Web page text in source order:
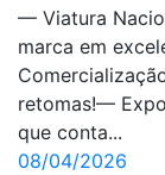
— Viatura
marca em
retomas!—
que conta...
08/04/2026